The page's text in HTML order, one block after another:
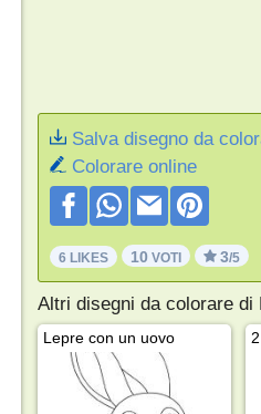
Salva disegno da
Colorare online
6 LIKES 10 VOTI 3/5
Altri disegni da colorare di
Lepre con un uovo